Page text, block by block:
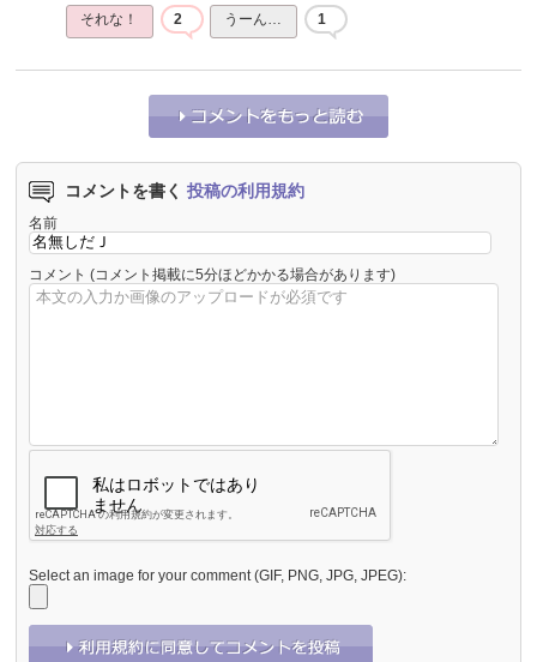
それな！ 2 うーん… 1
コメントを書く 投稿の利用規約
名前
コメント (コメント掲載に5分ほどかかる場合があります)
Select an image for your comment (GIF, PNG, JPG, JPEG):